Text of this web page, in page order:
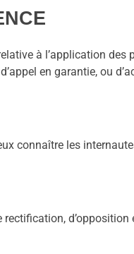
à l’application des
en garantie, ou
connaître les